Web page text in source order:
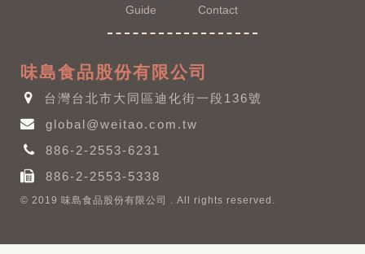
Guide Contact
味島食品股份有限公司
台灣台北市大同區迪化街一段136號
global@weitao.com.tw
886-2-2553-6231
886-2-2553-5338
© 2019 味島食品股份有限公司 . All rights reserved.